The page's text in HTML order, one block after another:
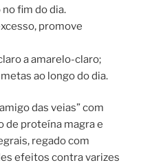
fim do dia.
promove
a amarelo-claro;
ao longo do dia.
das veias” com
de proteína magra e
regado com
efeitos contra varizes